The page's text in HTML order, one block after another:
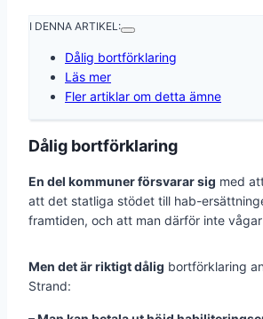
I DENNA ARTIKEL:
Dålig bortförklaring
Läs mer
Fler artiklar om detta ämne
Dålig bortförklaring
En del kommuner försvarar sig med
att det statliga stödet till hab-
framtiden, och att man därför inte
Men det är riktigt dålig bortförklaring
Strand: